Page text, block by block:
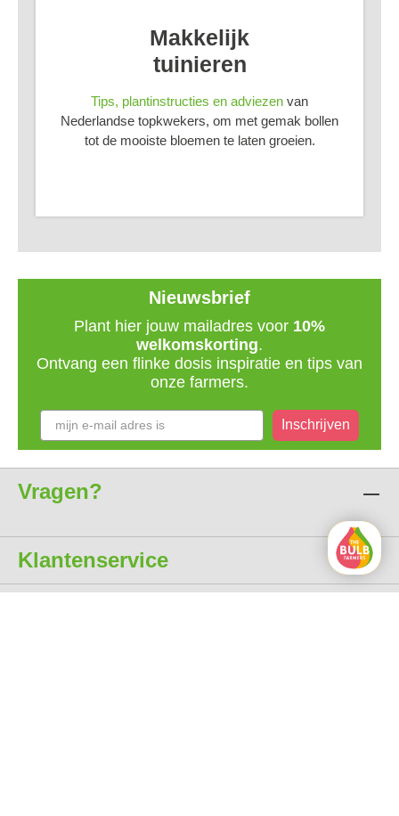
Makkelijk
tuinieren
Tips, plantinstructies en adviezen van
Nederlandse topkwekers, om met gemak bollen
tot de mooiste bloemen te laten groeien.
Nieuwsbrief
Plant hier jouw mailadres voor 10%
welkomskorting.
Ontvang een flinke dosis inspiratie en tips van
onze farmers.
Inschrijven
Vragen?
Klantenservice